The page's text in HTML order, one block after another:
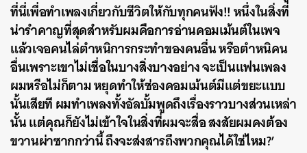
ที่นี่เพื่อทำเพลงเกี่ยวกับชีวิตให้กับทุกคนฟัง!! หนึ่งในสิ่งที่
น่ารำคาญที่สุดสำหรับผมคือการอ่านคอมเม้นต์ในเพจ
แล้วเจอคนไล่ตำหนิการกระทำของคนอื่น หรือตำหนิคน
อื่นเพราะเขาไม่เชื่อในบางสิ่งบางอย่าง จะเป็นแฟนเพลง
ผมหรือไม่ก็ตาม หยุดทำให้ช่องคอมเม้นต์มีแต่ขยะแบบ
นั้นเสียที ผมทำเพลงทั้งอัลบั้มพูดถึงเรื่องราวบางส่วนเหล่า
นั้น แต่คุณก็ยังไม่เข้าใจในสิ่งที่ผมจะสื่อ สงสัยผมคงต้อง
ขวานผ่าซากกว่านี้ ถึงจะส่งสารถึงพวกคุณได้ใช่ไหม?’